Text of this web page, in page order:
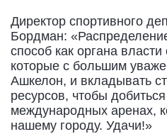
Директор спортивного
Бордман:
способ как органа
которые с большим
Ашкелон, и вкладывать
ресурсов, чтобы
международных аренах,
нашему городу. Удачи!»